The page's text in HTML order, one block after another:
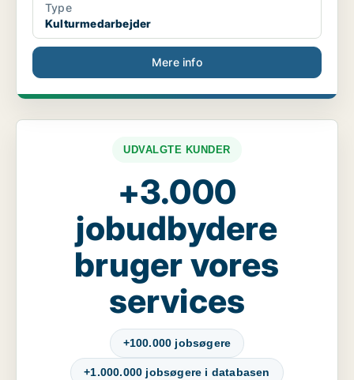
Type
Kulturmedarbejder
Mere info
UDVALGTE KUNDER
+3.000
jobudbydere
bruger vores
services
+100.000 jobsøgere
+1.000.000 jobsøgere i databasen